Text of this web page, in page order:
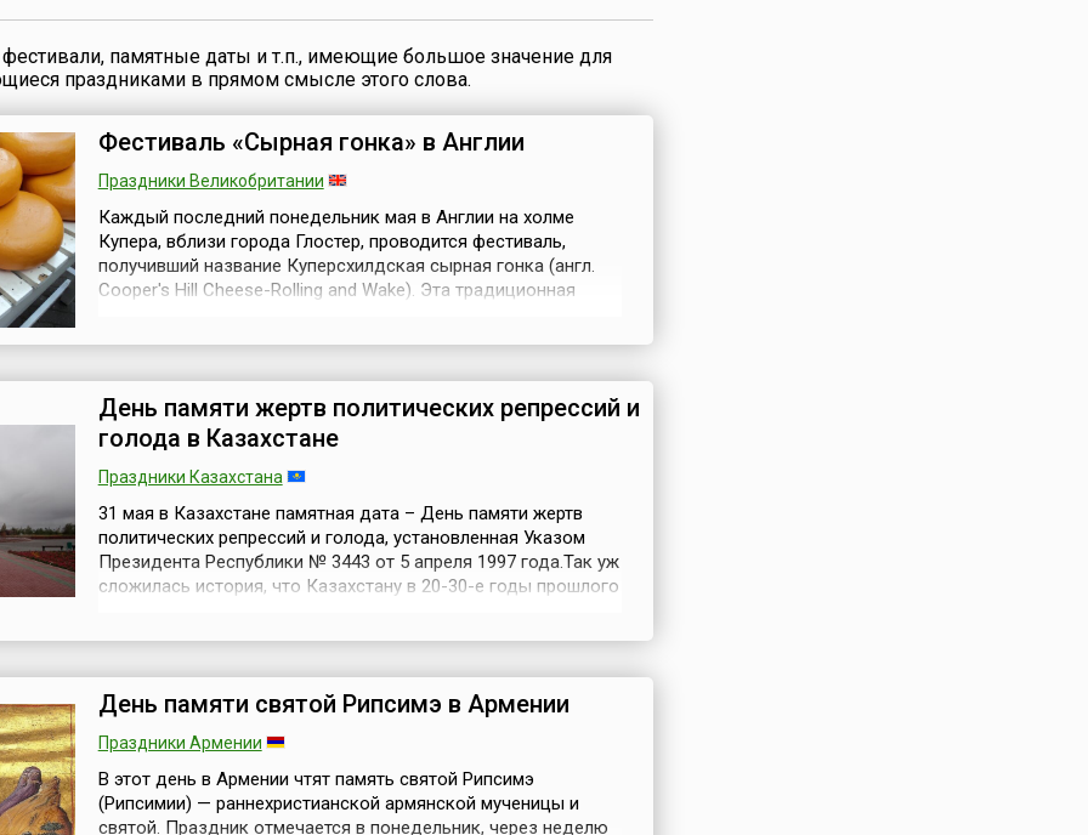
памятные даты и т.п., имеющие большое значение для
праздниками в прямом смысле этого слова.
Фестиваль «Сырная гонка» в Англии
Праздники Великобритании
Каждый последний понедельник мая в Англии на холме
Купера, вблизи города Глостер, проводится фестиваль,
получивший название Куперсхилдская сырная гонка (англ.
Cooper's Hill Cheese-Rolling and Wake). Эта традиционная
сознании людей представление о сдержан...
День памяти жертв политических репрессий и
голода в Казахстане
Праздники Казахстана
31 мая в Казахстане памятная дата – День памяти жертв
политических репрессий и голода, установленная Указом
Президента Республики № 3443 от 5 апреля 1997 года.Так уж
сложилась история, что Казахстану в 20-30-е годы прошлого
системе ...
День памяти святой Рипсимэ в Армении
Праздники Армении
В этот день в Армении чтят память святой Рипсимэ
(Рипсимии) — раннехристианской армянской мученицы и
святой. Праздник отмечается в понедельник, через неделю